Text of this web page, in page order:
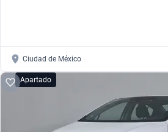
Ciudad de México
Apartado